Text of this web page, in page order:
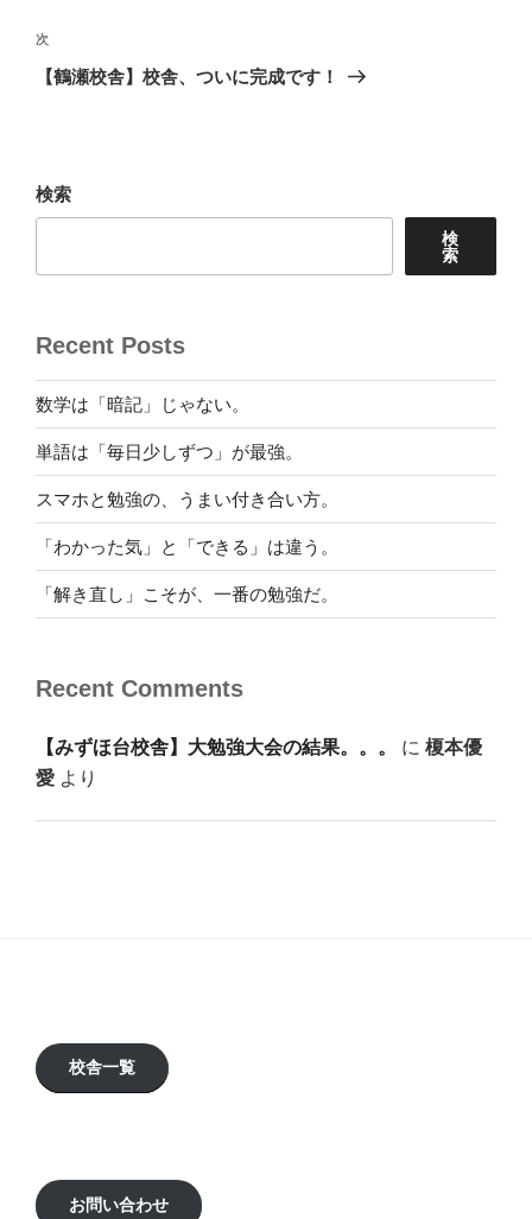
ビ
ゲ
ン
稿
次
の
次
【鶴瀬校舎】校舎、ついに完成です！
検索
検
索
Recent Posts
数学は「暗記」じゃない。
単語は「毎日少しずつ」が最強。
スマホと勉強の、うまい付き合い方。
「わかった気」と「できる」は違う。
「解き直し」こそが、一番の勉強だ。
Recent Comments
【みずほ台校舎】大勉強大会の結果。。。 に 榎本優
愛 より
校舎一覧
お問い合わせ